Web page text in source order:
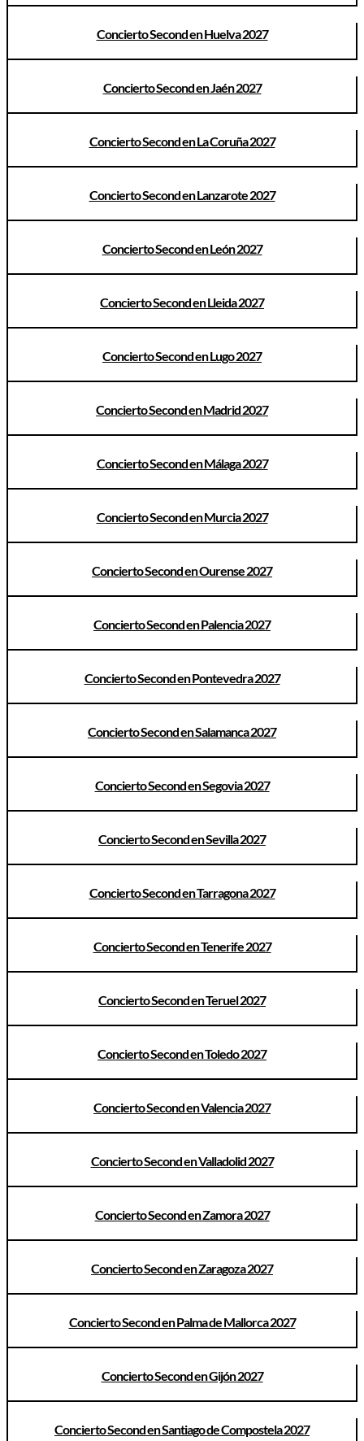
Concierto Second en Huelva 2027
Concierto Second en Jaén 2027
Concierto Second en La Coruña 2027
Concierto Second en Lanzarote 2027
Concierto Second en León 2027
Concierto Second en Lleida 2027
Concierto Second en Lugo 2027
Concierto Second en Madrid 2027
Concierto Second en Málaga 2027
Concierto Second en Murcia 2027
Concierto Second en Ourense 2027
Concierto Second en Palencia 2027
Concierto Second en Pontevedra 2027
Concierto Second en Salamanca 2027
Concierto Second en Segovia 2027
Concierto Second en Sevilla 2027
Concierto Second en Tarragona 2027
Concierto Second en Tenerife 2027
Concierto Second en Teruel 2027
Concierto Second en Toledo 2027
Concierto Second en Valencia 2027
Concierto Second en Valladolid 2027
Concierto Second en Zamora 2027
Concierto Second en Zaragoza 2027
Concierto Second en Palma de Mallorca 2027
Concierto Second en Gijón 2027
Concierto Second en Santiago de Compostela 2027